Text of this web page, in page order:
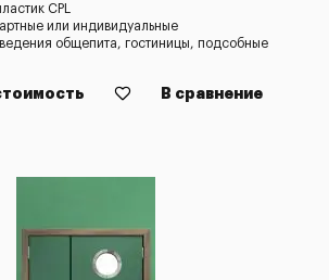
CPL
или индивидуальные
общепита, гостиницы, подсобные
В сравнение